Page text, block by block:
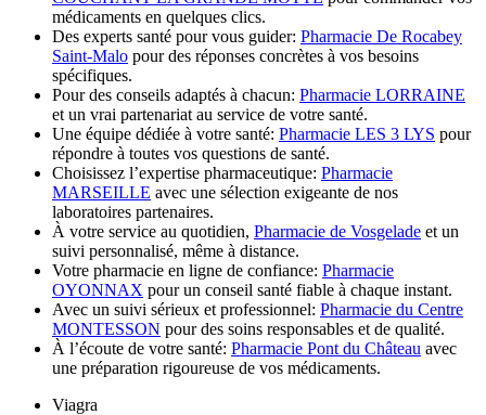
médicaments en quelques clics.
Des experts santé pour vous guider: Pharmacie De Rocabey
Saint-Malo pour des réponses concrètes à vos besoins
spécifiques.
Pour des conseils adaptés à chacun: Pharmacie LORRAINE
et un vrai partenariat au service de votre santé.
Une équipe dédiée à votre santé: Pharmacie LES 3 LYS pour
répondre à toutes vos questions de santé.
Choisissez l’expertise pharmaceutique: Pharmacie
MARSEILLE avec une sélection exigeante de nos
laboratoires partenaires.
À votre service au quotidien, Pharmacie de Vosgelade et un
suivi personnalisé, même à distance.
Votre pharmacie en ligne de confiance: Pharmacie
OYONNAX pour un conseil santé fiable à chaque instant.
Avec un suivi sérieux et professionnel: Pharmacie du Centre
MONTESSON pour des soins responsables et de qualité.
À l’écoute de votre santé: Pharmacie Pont du Château avec
une préparation rigoureuse de vos médicaments.
Viagra